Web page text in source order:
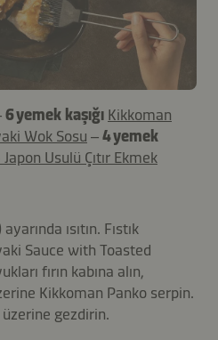
6 yemek kaşığı Kikkoman
Wok Sosu –4 yemek
Usulü Çıtır Ekmek
ısıtın. Fıstık
Sauce with Toasted
fırın kabına alın,
Kikkoman Panko serpin.
üzerine gezdirin.